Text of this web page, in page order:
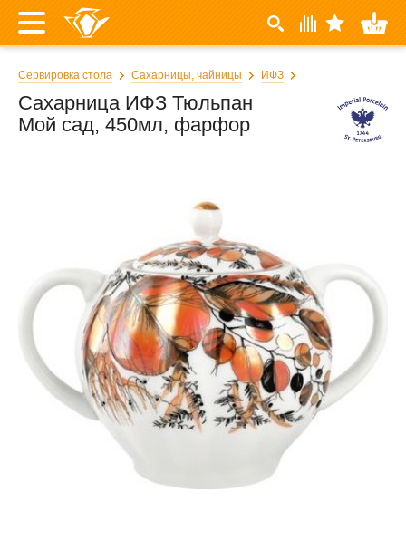
Сервировка стола Сахарницы, чайницы ИФЗ
Сахарница ИФЗ Тюльпан
Мой сад, 450мл, фарфор